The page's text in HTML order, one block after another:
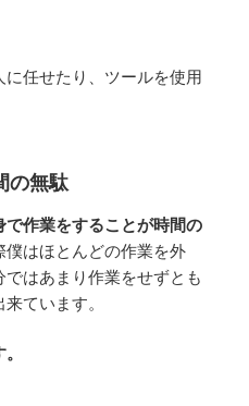
に任せたり、ツールを使用
の無駄
で作業をすることが時間の
はほとんどの作業を外
はあまり作業をせずとも
ています。